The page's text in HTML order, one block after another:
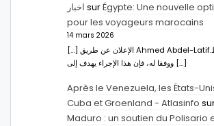
اخبار surÉgypte: Une nouvelle
pour les voyageurs marocains
14 mars 2026
[…] الإعلان عن طريق Ahmed Abdel-Latifسفير مصر بالرباط.
ووفقا له، فإن هذا الإجراء يهدف إلى […]
Après le Venezuela, les États-
Cuba et Groenland - Atlasinfo
Maduro : un soutien du Polisario